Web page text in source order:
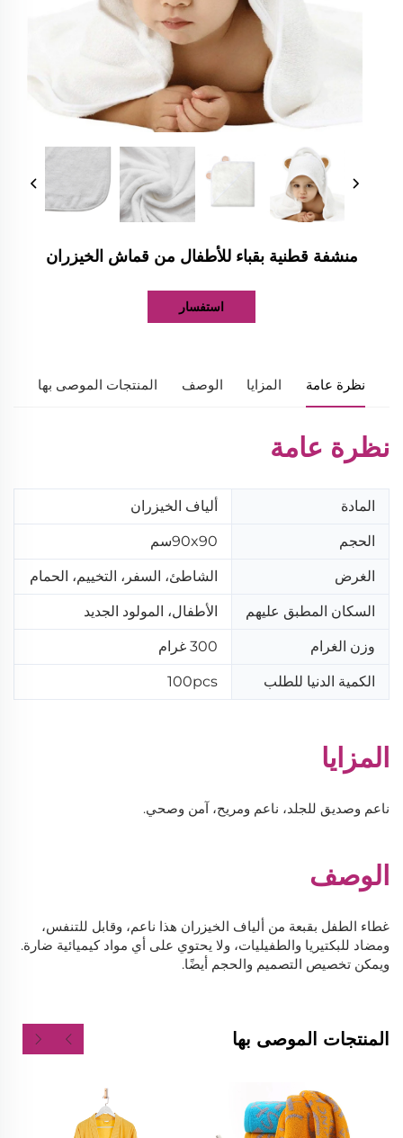
منشفة قطنية بقباء للأطفال من قماش الخيزران
استفسار
نظرة عامة المزايا الوصف المنتجات الموصى بها
نظرة عامة
المادة ألياف الخيزران
الحجم 90x90سم
الغرض الشاطئ، السفر، التخييم، الحمام
السكان المطبق عليهم الأطفال، المولود الجديد
وزن الغرام 300 غرام
الكمية الدنيا للطلب 100pcs
المزايا
ناعم وصديق للجلد، ناعم ومريح، آمن وصحي.
الوصف
غطاء الطفل بقبعة من ألياف الخيزران هذا ناعم، وقابل للتنفس،
ومضاد للبكتيريا والطفيليات، ولا يحتوي على أي مواد كيميائية ضارة.
ويمكن تخصيص التصميم والحجم أيضًا.
المنتجات الموصى بها